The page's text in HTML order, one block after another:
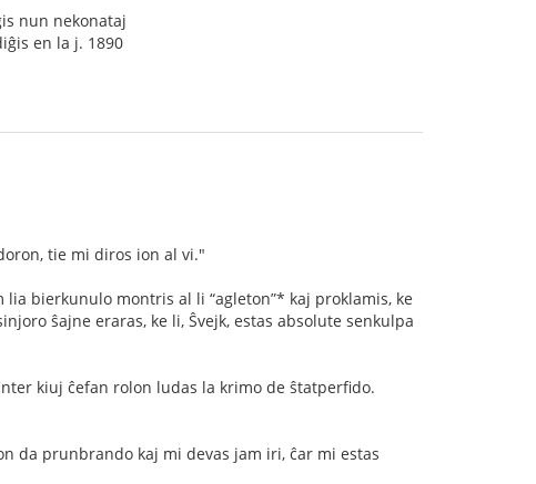
nun nekonataj
en la j. 1890
tie mi diros ion al vi."
bierkunulo montris al li “agleton”* kaj proklamis, ke
ŝajne eraras, ke li, Ŝvejk, estas absolute senkulpa
kiuj ĉefan rolon ludas la krimo de ŝtatperﬁdo.
da prunbrando kaj mi devas jam iri, ĉar mi estas